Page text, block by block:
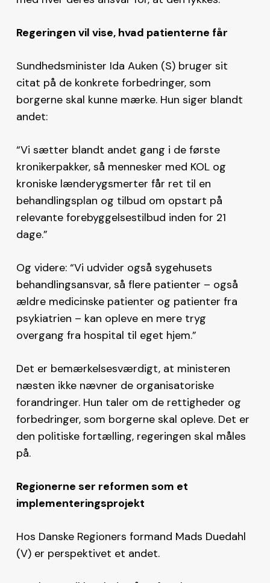
Regeringen vil vise, hvad patienterne får
Sundhedsminister Ida Auken (S) bruger sit
citat på de konkrete forbedringer, som
borgerne skal kunne mærke. Hun siger blandt
andet:
“Vi sætter blandt andet gang i de første
kronikerpakker, så mennesker med KOL og
kroniske lænderygsmerter får ret til en
behandlingsplan og tilbud om opstart på
relevante forebyggelsestilbud inden for 21
dage.”
Og videre: “Vi udvider også sygehusets
behandlingsansvar, så flere patienter – også
ældre medicinske patienter og patienter fra
psykiatrien – kan opleve en mere tryg
overgang fra hospital til eget hjem.”
Det er bemærkelsesværdigt, at ministeren
næsten ikke nævner de organisatoriske
forandringer. Hun taler om de rettigheder og
forbedringer, som borgerne skal opleve. Det er
den politiske fortælling, regeringen skal måles
på.
Regionerne ser reformen som et
implementeringsprojekt
Hos Danske Regioners formand Mads Duedahl
(V) er perspektivet et andet.